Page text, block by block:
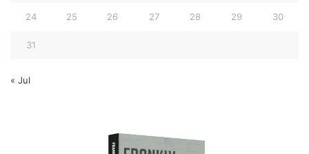
24 25 26 27 28 29 30
31
« Jul